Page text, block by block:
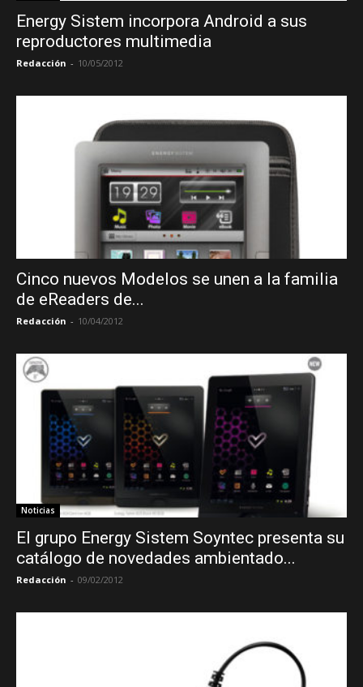
Energy Sistem incorpora Android a sus
reproductores multimedia
Redacción - 10/05/2012
Cinco nuevos Modelos se unen a la familia
de eReaders de...
Redacción - 10/04/2012
Noticias
El grupo Energy Sistem Soyntec presenta su
catálogo de novedades ambientado...
Redacción - 09/02/2012